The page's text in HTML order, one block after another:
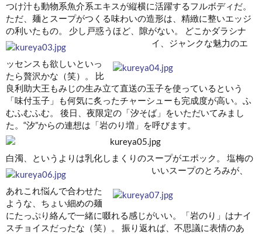
つけ汁も動物系魚介系エキスが縦横に活躍するフルボディだ。
ただ、麺とスープがつくる味わいの造形は、精緻に整いエッジ
の利いたもの。 少し戸惑うほど、隙がない。
どこかダラシナ
イ、ジャンクな魅力のエ
ッセンスも欲しいといっ
たら贅沢かな（笑）。 比
良利助大王もみじの生み立て直送の玉子を使っているという
「味付玉子」も何気に炙ったチャーシューも完成度が高い。ふ
むふむふむ。 後日、夜限定の「汐そば」をいただいてみまし
た。“汐”からの連想は「岩のり増」を呼びます。
白濁、というよりは乳化しまくりのスープがエポック。 塩梅の
いいスープのとろみが、
あれこれ悩んで合わせた
ような、ちょい細めの麺
にたっぷり絡んで一緒に啜れる感じがいい。「岩のり」はナイ
スチョイスだったな（笑）。 振り返れば、不思議に表情のあ